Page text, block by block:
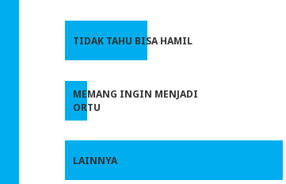
TIDAK TAHU BISA HAMIL
MEMANG INGIN MENJADI
ORTU
LAINNYA